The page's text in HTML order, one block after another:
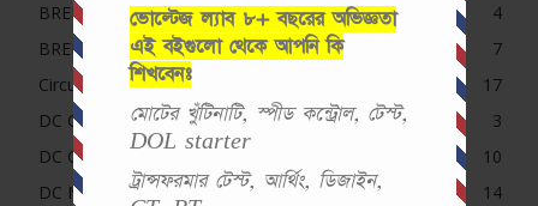
ভোল্টেজ ল্যাব ৮+ বছরের অভিজ্ঞতা
এই বইগুলো থেকে আপনি কি
শিখবেনঃ
মোটের খুঁটিনাটি, স্পীড কন্ট্রোল, টেস্ট,
DOL starter
ট্রান্সফরমার টেস্ট, আর্থিং, ডিজাইন,
BREB
4
BREB MCQ
7
Circuit
17
DC Circuit MCQ
3
DC Generator MCQ
10
DC Motor MCQ
14